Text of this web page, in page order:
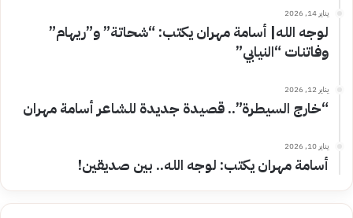
يناير 14, 2026
لوجه الله| أسامة مهران يكتب: “شحاتة” و”ريهام”
وفاتنات “النيابي”
يناير 12, 2026
“خارج السيطرة”.. قصيدة جديدة للشاعر أسامة مهران
يناير 10, 2026
أسامة مهران يكتب: لوجه الله.. بين صديقين!